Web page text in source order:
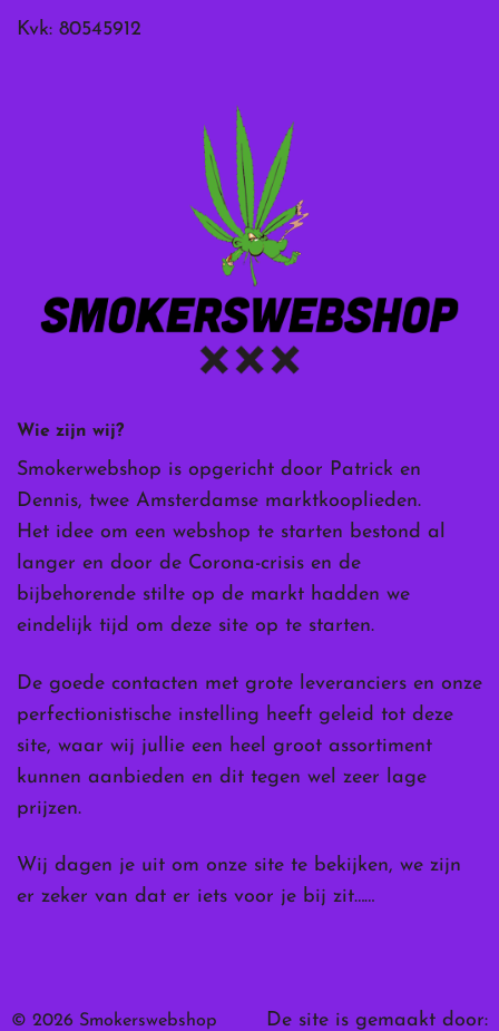
Wie zijn wij?
Smokerwebshop is opgericht door Patrick en
Dennis, twee Amsterdamse marktkooplieden.
Het idee om een webshop te starten bestond al
langer en door de Corona-crisis en de
bijbehorende stilte op de markt hadden we
eindelijk tijd om deze site op te starten.
De goede contacten met grote leveranciers en onze
perfectionistische instelling heeft geleid tot deze
site, waar wij jullie een heel groot assortiment
kunnen aanbieden en dit tegen wel zeer lage
prijzen.
Wij dagen je uit om onze site te bekijken, we zijn
er zeker van dat er iets voor je bij zit……
Kvk: 80545912
© 2026 Smokerswebshop De site is gemaakt door: